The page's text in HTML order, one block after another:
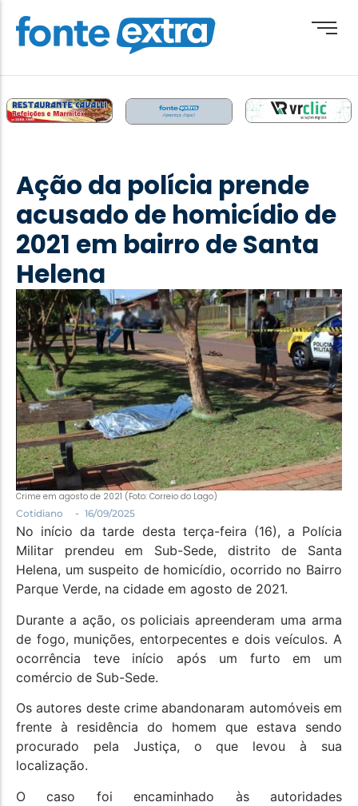
Destaque
Esporte
Geral
Obituário
Paraguai
Paraná
Política
Santa Helena e Região
Saúde e Bem-Estar
Ação da polícia prende
acusado de homicídio de
2021 em bairro de Santa
Helena
Crime em agosto de 2021 (Foto: Correio do Lago)
Cotidiano
- 16/09/2025
No início da tarde desta terça-feira (16), a Polícia
Militar prendeu em Sub-Sede, distrito de Santa
Helena, um suspeito de homicídio, ocorrido no Bairro
Parque Verde, na cidade em agosto de 2021.
Durante a ação, os policiais apreenderam uma arma
de fogo, munições, entorpecentes e dois veículos. A
ocorrência teve início após um furto em um
comércio de Sub-Sede.
Os autores deste crime abandonaram automóveis em
frente à residência do homem que estava sendo
procurado pela Justiça, o que levou à sua
localização.
O caso foi encaminhado às autoridades